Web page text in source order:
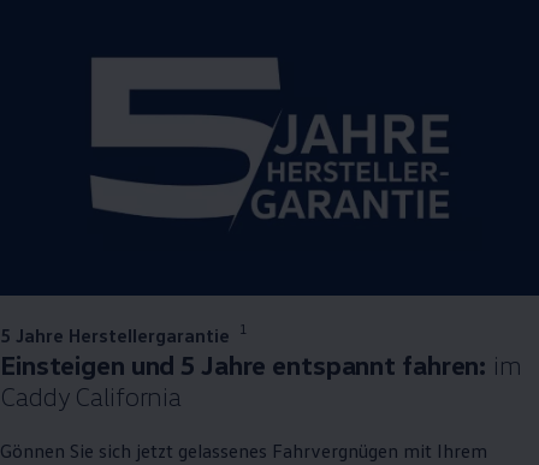
5 Jahre Herstellergarantie 1
Einsteigen und 5 Jahre entspannt fahren: im
Caddy California
Gönnen Sie sich jetzt gelassenes Fahrvergnügen mit Ihrem